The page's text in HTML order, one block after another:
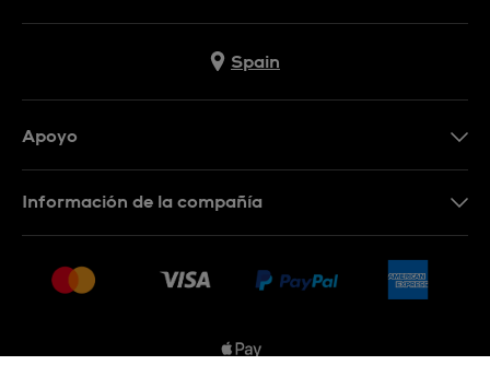
Spain
Apoyo
Devoluciones
Información de la compañía
Empleo